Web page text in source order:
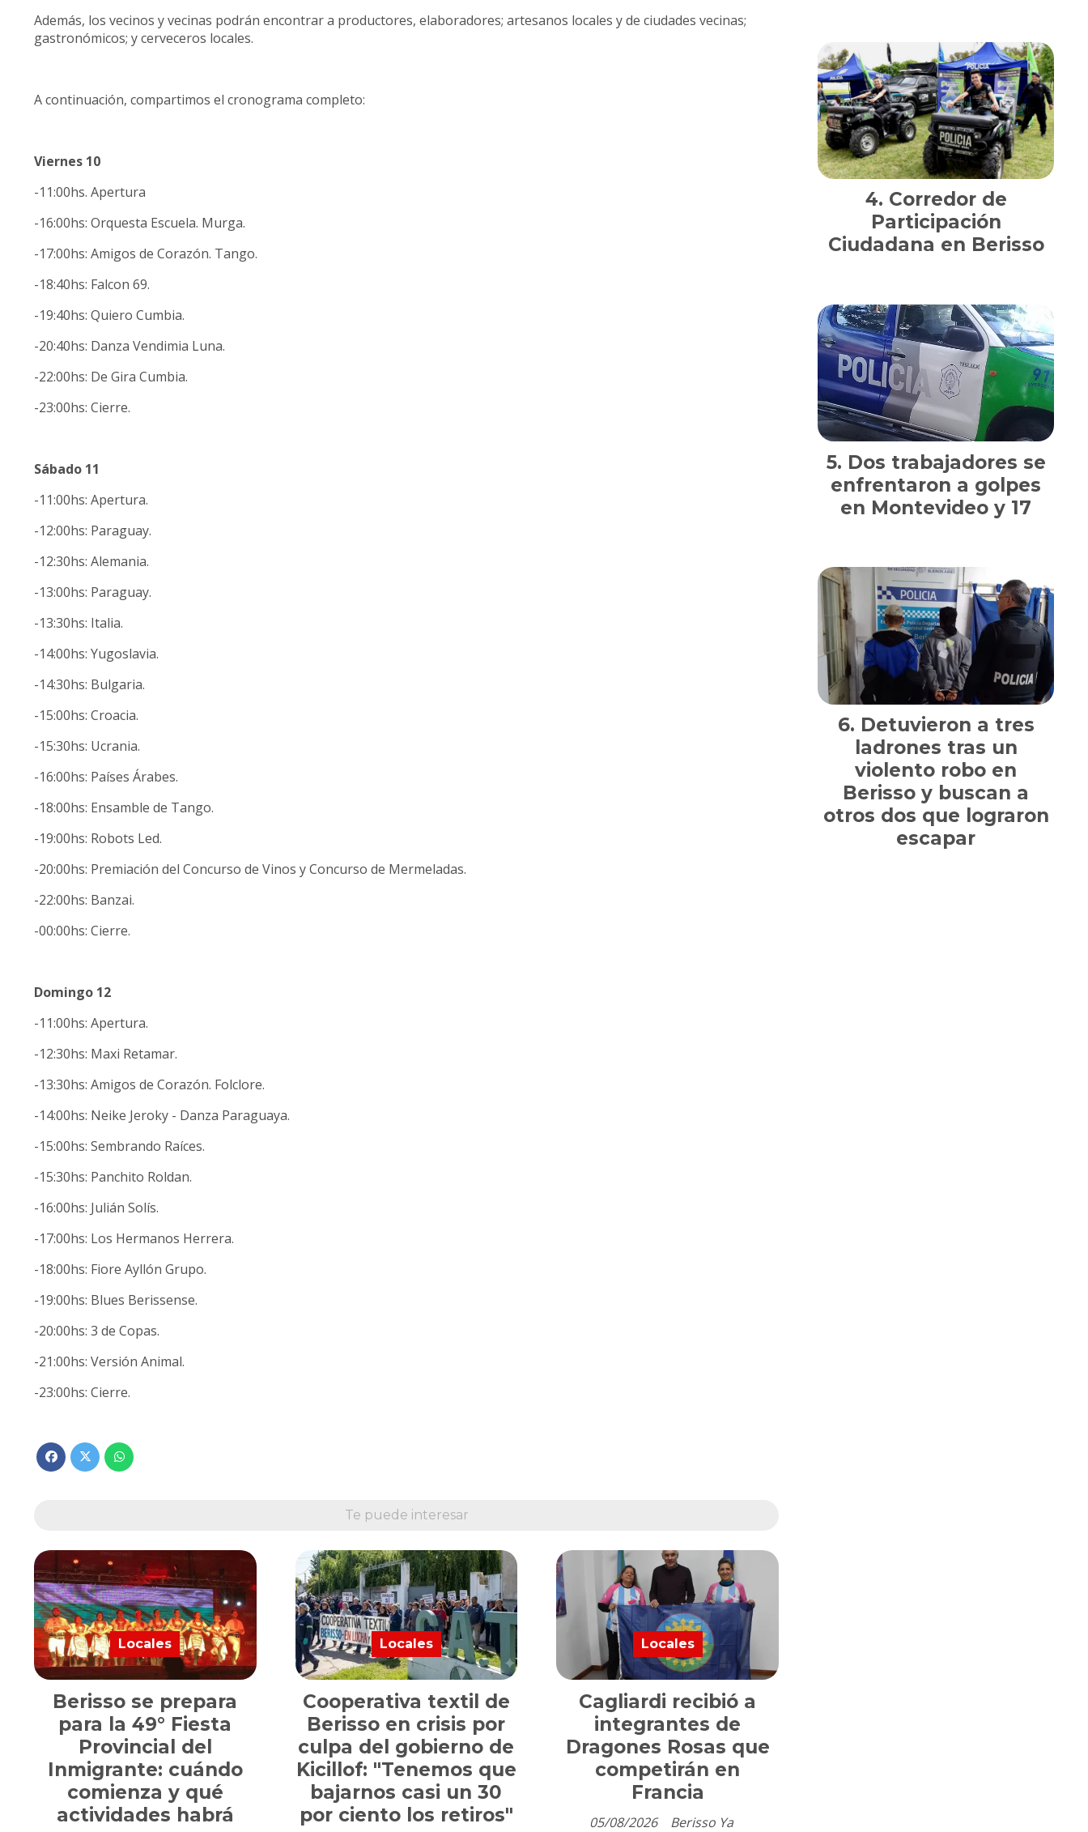
Además, los vecinos y vecinas podrán encontrar a productores, elaboradores; artesanos locales y de ciudades vecinas;
gastronómicos; y cerveceros locales.
A continuación, compartimos el cronograma completo:
Viernes 10
-11:00hs. Apertura
-16:00hs: Orquesta Escuela. Murga.
-17:00hs: Amigos de Corazón. Tango.
-18:40hs: Falcon 69.
-19:40hs: Quiero Cumbia.
-20:40hs: Danza Vendimia Luna.
-22:00hs: De Gira Cumbia.
-23:00hs: Cierre.
Sábado 11
-11:00hs: Apertura.
-12:00hs: Paraguay.
-12:30hs: Alemania.
-13:00hs: Paraguay.
-13:30hs: Italia.
-14:00hs: Yugoslavia.
-14:30hs: Bulgaria.
-15:00hs: Croacia.
-15:30hs: Ucrania.
-16:00hs: Países Árabes.
-18:00hs: Ensamble de Tango.
-19:00hs: Robots Led.
-20:00hs: Premiación del Concurso de Vinos y Concurso de Mermeladas.
-22:00hs: Banzai.
-00:00hs: Cierre.
Domingo 12
-11:00hs: Apertura.
-12:30hs: Maxi Retamar.
-13:30hs: Amigos de Corazón. Folclore.
-14:00hs: Neike Jeroky - Danza Paraguaya.
-15:00hs: Sembrando Raíces.
-15:30hs: Panchito Roldan.
-16:00hs: Julián Solís.
-17:00hs: Los Hermanos Herrera.
-18:00hs: Fiore Ayllón Grupo.
-19:00hs: Blues Berissense.
-20:00hs: 3 de Copas.
-21:00hs: Versión Animal.
-23:00hs: Cierre.
Te puede interesar
Berisso se prepara
para la 49° Fiesta
Provincial del
Inmigrante: cuándo
comienza y qué
actividades habrá
Locales
Cooperativa textil de
Berisso en crisis por
culpa del gobierno de
Kicillof: "Tenemos que
bajarnos casi un 30
por ciento los retiros"
Locales
Cagliardi recibió a
integrantes de
Dragones Rosas que
competirán en
Francia
Berisso Ya
Locales
05/08/2026
Corredor de
Participación
Ciudadana en Berisso
Dos trabajadores se
enfrentaron a golpes
en Montevideo y 17
Detuvieron a tres
ladrones tras un
violento robo en
Berisso y buscan a
otros dos que lograron
escapar